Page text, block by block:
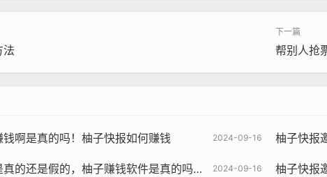
法 帮别人抢
2024-09-16
啊是真的吗！柚子快报如何赚钱 柚子快报
2024-09-16
还是假的，柚子赚钱软件是真的吗还是假的？ 柚子快报